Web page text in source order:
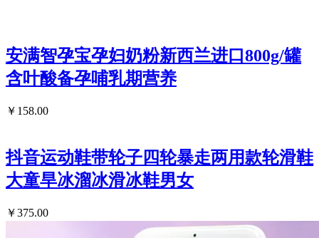
安满智孕宝孕妇奶粉新西兰进口800g/罐
含叶酸备孕哺乳期营养
￥158.00
抖音运动鞋带轮子四轮暴走两用款轮滑鞋
大童旱冰溜冰滑冰鞋男女
￥375.00